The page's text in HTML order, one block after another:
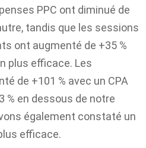
PPC ont diminué de
tandis que les sessions
ont augmenté de +35 %
plus efficace. Les
de +101 % avec un CPA
% en dessous de notre
également constaté un
efficace.